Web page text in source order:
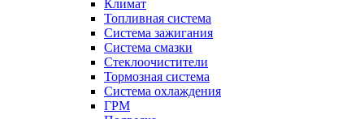
Климат
Топливная система
Система зажигания
Система смазки
Стеклоочистители
Тормозная система
Система охлаждения
ГРМ